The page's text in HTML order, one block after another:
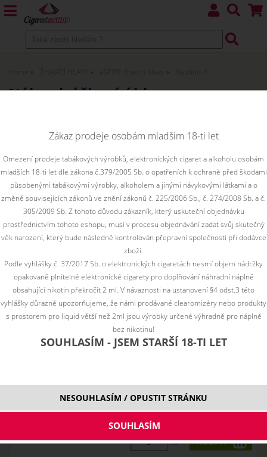
Náhradní žhavící hlavy pro
Řadit podle:
Filtr dostupnosti
skadem
Žhavící hlava Aspire Nautilus X - 0,7
ohm Mesh
ks
Zákaz prodeje osobám mladším 18-ti let
Omezení prodeje tabákových výrobků, elektronických cigaret a alkoholu osobám
mladších 18-ti let dle zákona č.379/2005 Sb. o opatřeních k ochraně před škodami
působenými tabákovými výrobky, alkoholem a jinými návykovými látkami a o
změně souvisejících zákonů ve znění zákonů č. 225/2006 Sb., č. 274/2008 Sb. a č.
305/2009 Sb. Z tohoto důvodu zákazník, který uskuteční objednávku
prostřednictvím tohoto eshopu, musí v procesu objednávání zadat svůj skutečný
věk narození, který bude následně kontrolován přepravní společností při dodávce
zboží.
Podle vyhlášky č. 37/2017 Sb. o elektronických cigaretách nesmí objem nádržky
opakovaně plnitelné elektronické cigarety pro doplňování náhradní náplně
obsahující nikotin překročit 2 ml. V návaznosti na ustanovení §4 odst.3 této
vyhlášky důrazně upozorňujeme, že námi prodávané clearomizéry nebo produkty
s prostorem pro liquid větší než 2ml jsou výrobky určené výhradně pro náplně
bez nikotinu!
SOUHLASÍM - JSEM STARŠÍ 18-TI LET
NESOUHLASÍM / OPUSTIT STRÁNKU